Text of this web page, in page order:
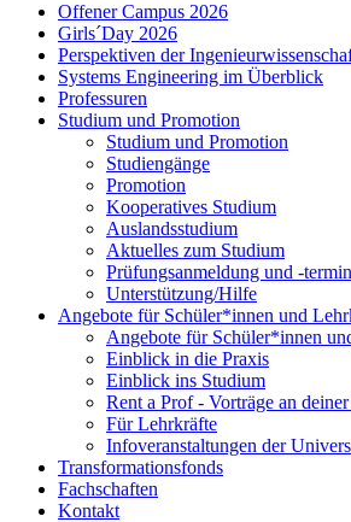
Offener Campus 2026
Girls´Day 2026
Perspektiven der
Systems Engineering im Überblick
Professuren
Studium und Promotion
Studium und Promotion
Studiengänge
Promotion
Kooperatives Studium
Auslandsstudium
Aktuelles zum Studium
Prüfungsanmeldung und -
Unterstützung/Hilfe
Angebote für Schüler*innen und
Angebote für Schüler*innen
Einblick in die Praxis
Einblick ins Studium
Rent a Prof - Vorträge an
Für Lehrkräfte
Infoveranstaltungen der
Transformationsfonds
Fachschaften
Kontakt